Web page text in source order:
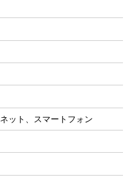
ット、スマートフォン